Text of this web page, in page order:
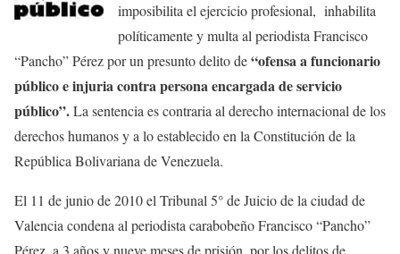
imposibilita el ejercicio profesional, inhabilita
políticamente y multa al periodista Francisco
“Pancho” Pérez por un presunto delito de“ofensa a funcionario
público e injuria contra persona encargada de servicio
público”.La sentencia es contraria al derecho internacional de los
derechos humanos y a lo establecido en la Constitución de la
República Bolivariana de Venezuela.
El 11 de junio de 2010 el Tribunal 5° de Juicio de la ciudad de
Valencia condena al periodista carabobeño Francisco “Pancho”
Pérez, a 3 años y nueve meses de prisión, por los delitos de